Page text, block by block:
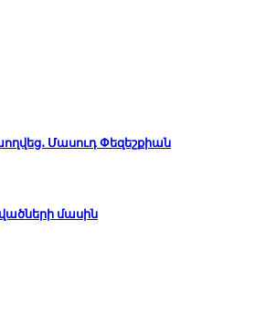
Մասուդ Փեզեշքիան
մասին